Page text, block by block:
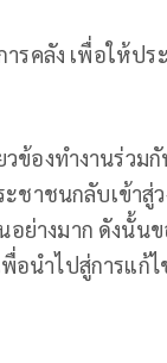
ารคลัง เพื่อให้ป
ข้องทำงานร่วม
ะชาชนกลับเข้า
ย่างมาก ดังนั้น
อนำไปสู่การแก้